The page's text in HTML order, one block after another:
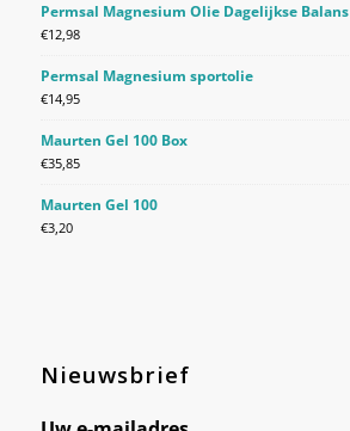
Permsal Magnesium Olie Dagelijkse Balans
€12,98
Permsal Magnesium sportolie
€14,95
Maurten Gel 100 Box
€35,85
Maurten Gel 100
€3,20
Nieuwsbrief